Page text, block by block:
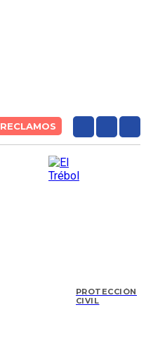
RECLAMOS
PROTECCIÓN
CIVIL